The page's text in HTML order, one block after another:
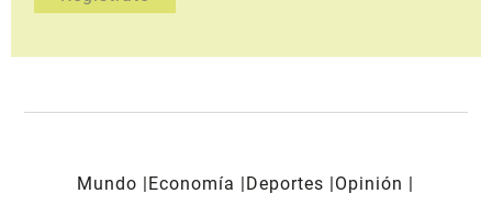
Mundo Economía Deportes
Opinión